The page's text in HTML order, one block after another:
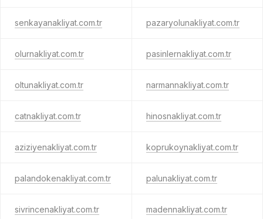
senkayanakliyat.com.tr pazaryolunakliyat.com.tr
olurnakliyat.com.tr pasinlernakliyat.com.tr
oltunakliyat.com.tr narmannakliyat.com.tr
catnakliyat.com.tr hinosnakliyat.com.tr
aziziyenakliyat.com.tr koprukoynakliyat.com.tr
palandokenakliyat.com.tr palunakliyat.com.tr
sivrincenakliyat.com.tr madennakliyat.com.tr